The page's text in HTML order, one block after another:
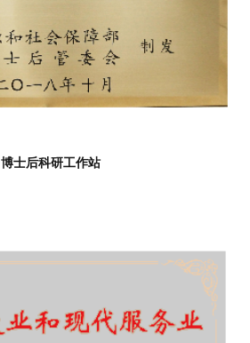
博士后科研工作站